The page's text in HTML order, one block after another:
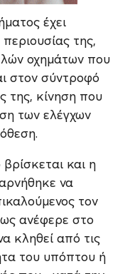
έχει
της,
οχημάτων που
στον σύντροφό
της, κίνηση που
των ελέγχων
και η
να
τον
ανέφερε στο
κληθεί από τις
του υπόπτου ή